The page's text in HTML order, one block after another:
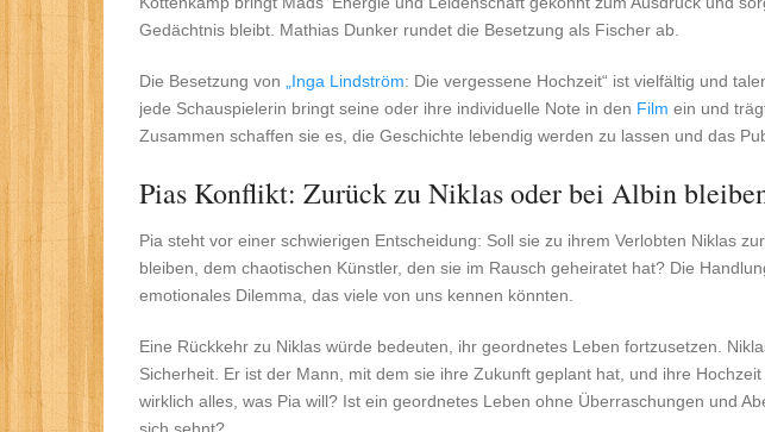
Gedächtnis bleibt. Mathias Dunker rundet die Besetzung als Fischer ab.
Die Besetzung von „Inga Lindström: Die vergessene Hochzeit“ ist vielfältig und
jede Schauspielerin bringt seine oder ihre individuelle Note in den Film ein und
Zusammen schaffen sie es, die Geschichte lebendig werden zu lassen und das
Pias Konflikt: Zurück zu Niklas oder bei Albin
Pia steht vor einer schwierigen Entscheidung: Soll sie zu ihrem Verlobten Niklas
bleiben, dem chaotischen Künstler, den sie im Rausch geheiratet hat? Die
emotionales Dilemma, das viele von uns kennen könnten.
Eine Rückkehr zu Niklas würde bedeuten, ihr geordnetes Leben fortzusetzen.
Sicherheit. Er ist der Mann, mit dem sie ihre Zukunft geplant hat, und ihre
wirklich alles, was Pia will? Ist ein geordnetes Leben ohne Überraschungen und
sich sehnt?